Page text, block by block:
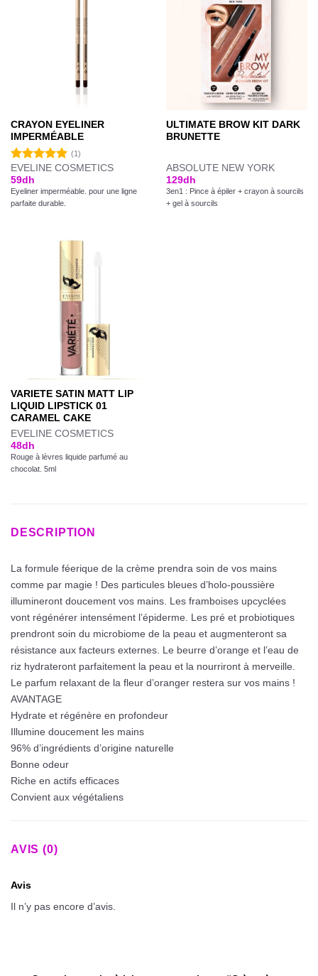
CRAYON EYELINER
IMPERMÉABLE
Note5.00
sur 5
(1)
EVELINE COSMETICS
59dh
Eyeliner imperméable. pour une ligne
parfaite durable.
ULTIMATE BROW KIT DARK
BRUNETTE
ABSOLUTE NEW YORK
129dh
3en1 : Pince à épiler + crayon à sourcils
+ gel à sourcils
VARIETE SATIN MATT LIP
LIQUID LIPSTICK 01
CARAMEL CAKE
EVELINE COSMETICS
48dh
Rouge à lèvres liquide parfumé au
chocolat. 5ml
DESCRIPTION
La formule féerique de la crème prendra soin de vos mains
comme par magie ! Des particules bleues d’holo-poussière
illumineront doucement vos mains. Les framboises upcyclées
vont régénérer intensément l’épiderme. Les pré et probiotiques
prendront soin du microbiome de la peau et augmenteront sa
résistance aux facteurs externes. Le beurre d’orange et l’eau de
riz hydrateront parfaitement la peau et la nourriront à merveille.
Le parfum relaxant de la fleur d’oranger restera sur vos mains !
AVANTAGE
Hydrate et régénère en profondeur
Illumine doucement les mains
96% d’ingrédients d’origine naturelle
Bonne odeur
Riche en actifs efficaces
Convient aux végétaliens
AVIS (0)
Avis
Il n’y pas encore d’avis.